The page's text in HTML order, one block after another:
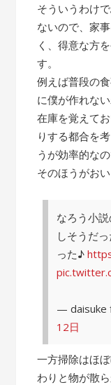
そういうわけ
ないので、家
く、得意な方
す。
例えば普段の
に僕が作れな
在庫を覚えて
りする都合を
うが効率的な
そのほうがおい
なろう小
しそうだ
った♪
— daisuke
12日
一方掃除はほ
わりと物が散